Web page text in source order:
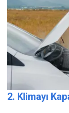
2. Klimayı